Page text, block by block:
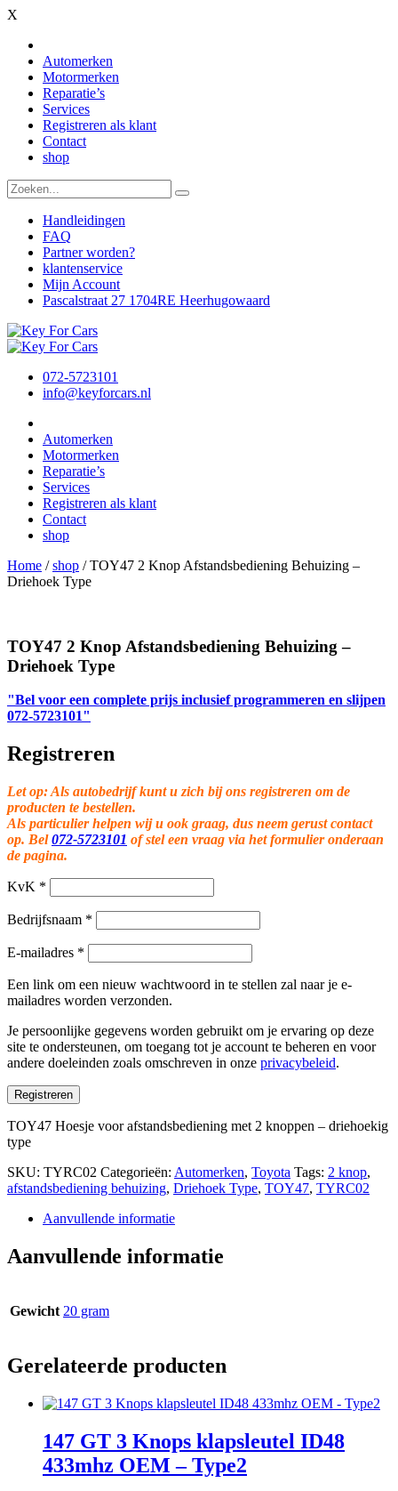
X
Automerken
Motormerken
Reparatie’s
Services
Registreren als klant
Contact
shop
Handleidingen
FAQ
Partner worden?
klantenservice
Mijn Account
Pascalstraat 27 1704RE Heerhugowaard
072-5723101
info@keyforcars.nl
Automerken
Motormerken
Reparatie’s
Services
Registreren als klant
Contact
shop
Home /shop /TOY47 2 Knop Afstandsbediening Behuizing –
Driehoek Type
TOY47 2 Knop Afstandsbediening Behuizing –
Driehoek Type
"Bel voor een complete prijs inclusief programmeren en slijpen
072-5723101"
Registreren
Let op: Als autobedrijf kunt u zich bij ons registreren om de
producten te bestellen.
Als particulier helpen wij u ook graag, dus neem gerust contact
op. Bel072-5723101 of stel een vraag via het formulier onderaan
de pagina.
KvK *
Bedrijfsnaam *
E-mailadres *
Een link om een nieuw wachtwoord in te stellen zal naar je e-
mailadres worden verzonden.
Je persoonlijke gegevens worden gebruikt om je ervaring op deze
site te ondersteunen, om toegang tot je account te beheren en voor
andere doeleinden zoals omschreven in onze privacybeleid.
Registreren
TOY47 Hoesje voor afstandsbediening met 2 knoppen – driehoekig
type
SKU: TYRC02 Categorieën: Automerken, Toyota Tags: 2 knop,
afstandsbediening behuizing, Driehoek Type, TOY47, TYRC02
Aanvullende informatie
Aanvullende informatie
Gewicht 20 gram
Gerelateerde producten
147 GT 3 Knops klapsleutel ID48
433mhz OEM – Type2